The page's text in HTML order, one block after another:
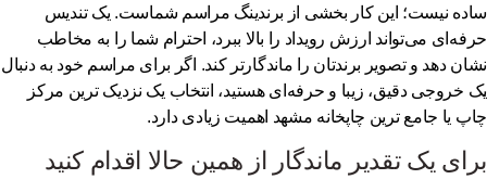
نیست؛ این کار بخشی از برندینگ مراسم شماست. یک تندیس
می‌تواند ارزش رویداد را بالا ببرد، احترام شما را به مخاطب
دهد و تصویر برندتان را ماندگارتر کند. اگر برای مراسم خود به دنبال
خروجی دقیق، زیبا و حرفه‌ای هستید، انتخاب یکنزدیک ترین مرکز
یاجامع ترین چاپخانه مشهداهمیت زیادی دارد.
یک تقدیر ماندگار از همین حالا اقدام کنید